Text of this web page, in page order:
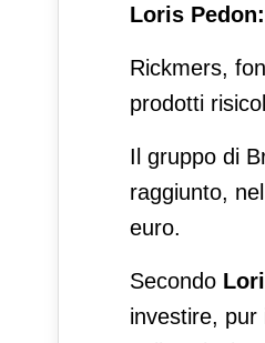
Loris
Rickmers,
prodotti
Il gruppo di
raggiunto,
euro.
Secondo
investire, pur